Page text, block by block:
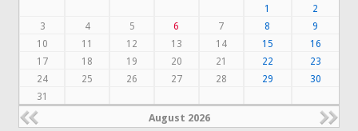
1
2
3
4 5 6 7 8
9
10
11 12 13 14 15
16
17
18 19 20 21 22
23
24
25 26 27 28 29
30
31
August 2026